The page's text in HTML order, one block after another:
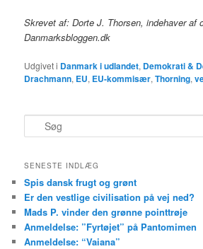
Skrevet af: Dorte J. Thorsen, indehaver af
Danmarksbloggen.dk
Udgivet i Danmark i udlandet, Demokrati &
Drachmann, EU, EU-kommisær,Thorning,
ø
SENESTE INDLÆG
Spis dansk frugt og grønt
Er den vestlige civilisation på vej ned?
Mads P. vinder den grønne pointtrøje
Anmeldelse: ”Fyrtøjet” på Pantomimen
Anmeldelse: “Vaiana”